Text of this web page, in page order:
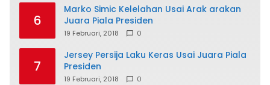
6
Marko Simic Kelelahan Usai Arak arakan
Juara Piala Presiden
19 Februari, 2018 0
7
Jersey Persija Laku Keras Usai Juara Piala
Presiden
19 Februari, 2018 0